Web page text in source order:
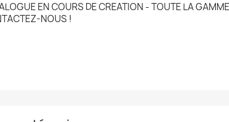
EN COURS DE CREATION - TOUTE LA
NOUS !